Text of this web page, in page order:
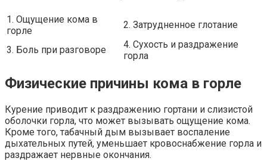
1. Ощущение кома в
горле
2. Затрудненное глотание
3. Боль при разговоре
4. Сухость и раздражение
горла
Физические причины кома в горле
Курение приводит к раздражению гортани и слизистой
оболочки горла, что может вызывать ощущение кома.
Кроме того, табачный дым вызывает воспаление
дыхательных путей, уменьшает кровоснабжение горла и
раздражает нервные окончания.